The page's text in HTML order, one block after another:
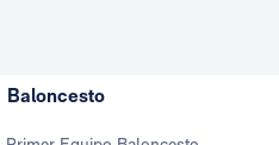
Baloncesto